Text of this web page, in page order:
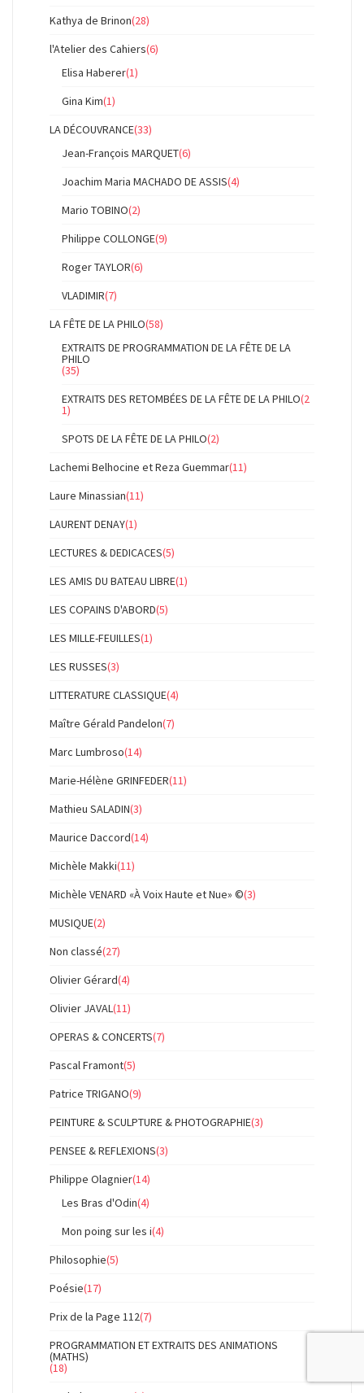
Kathya de Brinon(28)
l'Atelier des Cahiers(6)
Elisa Haberer(1)
Gina Kim(1)
LA DÉCOUVRANCE(33)
Jean-François MARQUET(6)
Joachim Maria MACHADO DE ASSIS(4)
Mario TOBINO(2)
Philippe COLLONGE(9)
Roger TAYLOR(6)
VLADIMIR(7)
LA FÊTE DE LA PHILO(58)
EXTRAITS DE PROGRAMMATION DE LA FÊTE DE LA
PHILO
(35)
EXTRAITS DES RETOMBÉES DE LA FÊTE DE LA PHILO(2
1)
SPOTS DE LA FÊTE DE LA PHILO(2)
Lachemi Belhocine et Reza Guemmar(11)
Laure Minassian(11)
LAURENT DENAY(1)
LECTURES & DEDICACES(5)
LES AMIS DU BATEAU LIBRE(1)
LES COPAINS D'ABORD(5)
LES MILLE-FEUILLES(1)
LES RUSSES(3)
LITTERATURE CLASSIQUE(4)
Maître Gérald Pandelon(7)
Marc Lumbroso(14)
Marie-Hélène GRINFEDER(11)
Mathieu SALADIN(3)
Maurice Daccord(14)
Michèle Makki(11)
Michèle VENARD «À Voix Haute et Nue» ©(3)
MUSIQUE(2)
Non classé(27)
Olivier Gérard(4)
Olivier JAVAL(11)
OPERAS & CONCERTS(7)
Pascal Framont(5)
Patrice TRIGANO(9)
PEINTURE & SCULPTURE & PHOTOGRAPHIE(3)
PENSEE & REFLEXIONS(3)
Philippe Olagnier(14)
Les Bras d'Odin(4)
Mon poing sur les i(4)
Philosophie(5)
Poésie(17)
Prix de la Page 112(7)
PROGRAMMATION ET EXTRAITS DES ANIMATIONS
(MATHS)
(18)